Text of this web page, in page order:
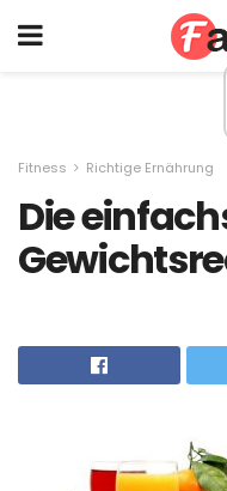
Fitness Richtige Ernährung
Die